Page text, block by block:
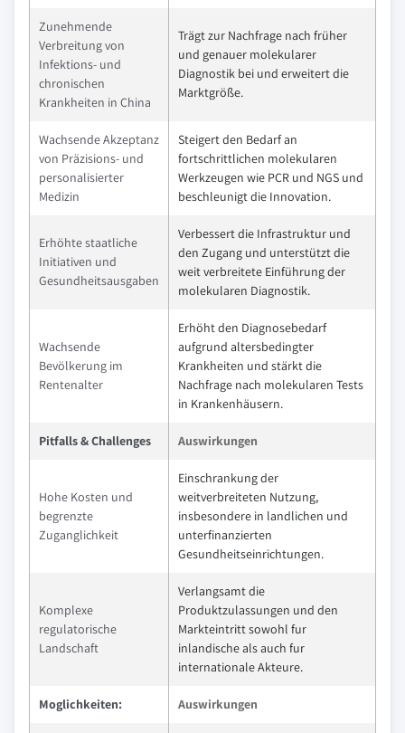
Zunehmende
Verbreitung von
Infektions- und
chronischen
Krankheiten in China
Trägt zur Nachfrage nach früher
und genauer molekularer
Diagnostik bei und erweitert die
Marktgröße.
Wachsende Akzeptanz
von Präzisions- und
personalisierter
Medizin
Steigert den Bedarf an
fortschrittlichen molekularen
Werkzeugen wie PCR und NGS und
beschleunigt die Innovation.
Erhöhte staatliche
Initiativen und
Gesundheitsausgaben
Verbessert die Infrastruktur und
den Zugang und unterstützt die
weit verbreitete Einführung der
molekularen Diagnostik.
Wachsende
Bevölkerung im
Rentenalter
Erhöht den Diagnosebedarf
aufgrund altersbedingter
Krankheiten und stärkt die
Nachfrage nach molekularen Tests
in Krankenhäusern.
Pitfalls & Challenges Auswirkungen
Hohe Kosten und
begrenzte
Zuganglichkeit
Einschrankung der
weitverbreiteten Nutzung,
insbesondere in landlichen und
unterfinanzierten
Gesundheitseinrichtungen.
Komplexe
regulatorische
Landschaft
Verlangsamt die
Produktzulassungen und den
Markteintritt sowohl fur
inlandische als auch fur
internationale Akteure.
Moglichkeiten: Auswirkungen